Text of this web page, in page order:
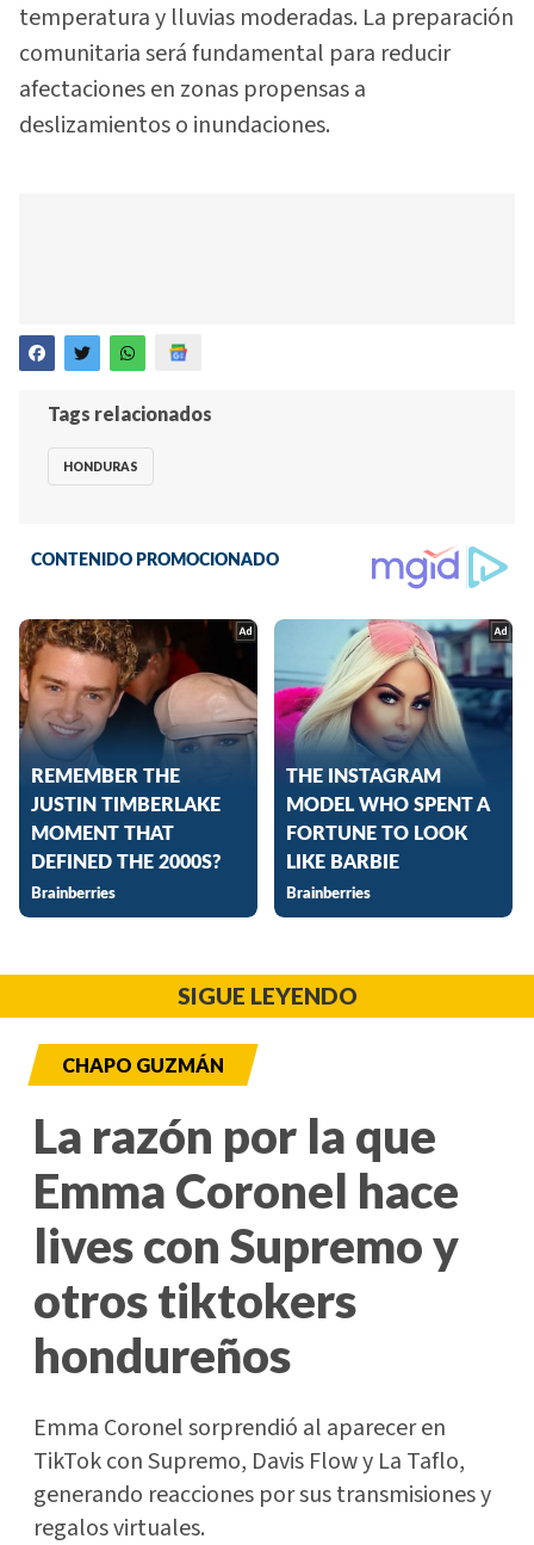
temperatura y lluvias moderadas. La preparación
comunitaria será fundamental para reducir
afectaciones en zonas propensas a
deslizamientos o inundaciones.
Tags relacionados
HONDURAS
SIGUE LEYENDO
CHAPO GUZMÁN
La razón por la que
Emma Coronel hace
lives con Supremo y
otros tiktokers
hondureños
Emma Coronel sorprendió al aparecer en
TikTok con Supremo, Davis Flow y La Taflo,
generando reacciones por sus transmisiones y
regalos virtuales.